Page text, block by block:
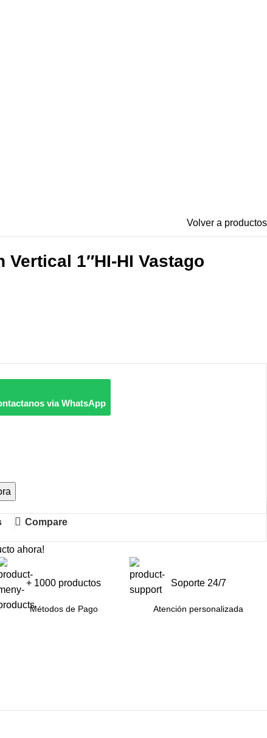
Volver a productos
Vertical 1″HI-HI Vastago
via WhatsApp
Compare
ahora!
+ 1000 productos
Métodos de Pago
Soporte 24/7
Atención personalizada